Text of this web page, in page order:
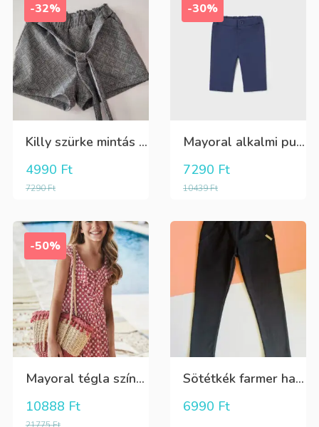
-32%
Killy szürke mintás rövidnadrág
7290Ft
4990 Ft
-30%
Mayoral alkalmi puha kék élre vasalt nadrág, behúzható derékrésszel
10439Ft
7290 Ft
-50%
Mayoral tégla színű kisvirág mintás nyári lenge ruha
21775Ft
10888 Ft
Sötétkék farmer hatású kényelmes nadrág
6990 Ft